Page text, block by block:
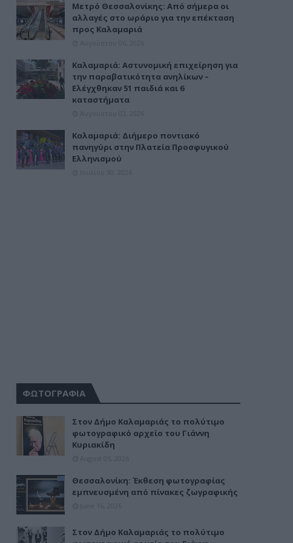
Μετρό Θεσσαλονίκης: Από σήμερα οι
αλλαγές στο ωράριο για την επέκταση
προς Καλαμαριά
Καλαμαριά: Αστυνομική επιχείρηση για
την παραβατικότητα ανηλίκων –
Ελέγχθηκαν 51 παιδιά και 6
καταστήματα
Καλαμαριά: Διήμερο ποντιακό
πανηγύρι στην Πλατεία Προσφυγικού
Ελληνισμού
ΦΩΤΟΓΡΑΦΙΑ
Στον Δήμο Καλαμαριάς το πολύτιμο
φωτογραφικό αρχείο του Γιάννη
Κυριακίδη
Θεσσαλονίκη: Έκθεση φωτογραφίας
εμπνευσμένη από πίνακες ζωγραφικής
Στον Δήμο Καλαμαριάς το πολύτιμο